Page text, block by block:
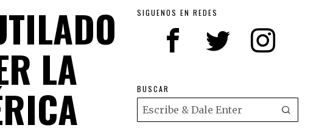
LA
SIGUENOS EN REDES
BUSCAR